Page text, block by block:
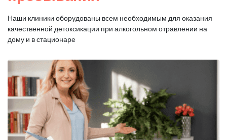
Наши клиники оборудованы всем необходимым для оказания
качественной детоксикации при алкогольном отравлении на
дому и в стационаре